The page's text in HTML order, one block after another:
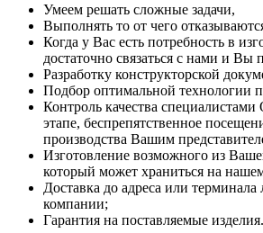
Умеем решать сложные задачи,
Выполнять то от чего
Когда у Вас есть потребность в
достаточно связаться с нами и Вы
Разработку конструкторской
Подбор оптимальной технологии
Контроль качества
этапе, беспрепятственное
производства Вашим
Изготовление возможного из
который может храниться на
Доставка до адреса или
компании;
Гарантия на поставляемые изделия.